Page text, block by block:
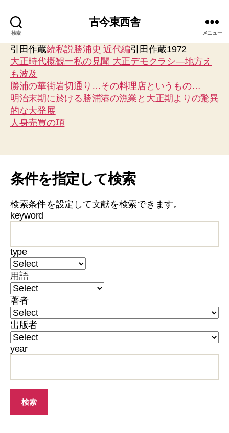
検索
古今東西舎
メニュー
引田作蔵続私説勝浦史 近代編引田作蔵1972
大正時代概観ー私の見聞 大正デモクラシ―地方え
も波及
勝浦の華街岩切通り…その料理店というもの…
明治末期に於ける勝浦港の漁業と大正期よりの驚異
的な大発展
人身売買の項
条件を指定して検索
検索条件を設定して文献を検索できます。
keyword
type
用語
著者
出版者
year